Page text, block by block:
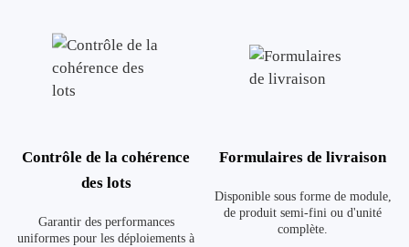
Contrôle de la cohérence
des lots
Garantir des performances
uniformes pour les déploiements à
Formulaires de livraison
Disponible sous forme de module,
de produit semi-fini ou d'unité
complète.